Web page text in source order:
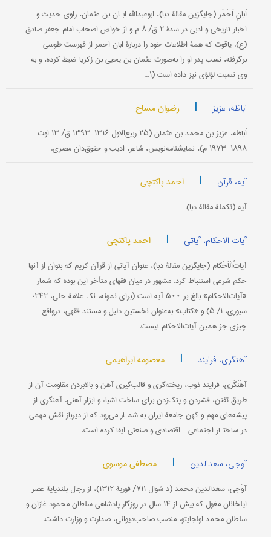
اَبانِ اَحْمَر (جایگزین مقالۀ دبا)، ابوعبدالله ابـان بن عثمان، راوی حدیث و
اخبار تاریخی و ادبی در سدۀ ۲‌ ق/ ۸‌ م و از خواص اصحاب امام جعفر صادق
(ع). یاقوت که همۀ اطلاعات خود را دربارۀ ابان احمر از فهرست‌ طوسی
برگرفته، نسب پدر او را به‌‌صورت عثمان بن یحیی بن زکریا ضبط‌ کرده، و به‌
وی نسبت لؤلؤی نیز داده است (۱...
اباظه، عزیز | رضوان مساح
اَباظه، عزیز بن محمد بن عثمان (۲۵ ربیع‌الاول ۱۳۱۶-۱۳۹۳ ق/ ۱۳ اوت
۱۸۹۸-۱۹۷۳ م)، نمایشنامه‌نویس، شاعر، ادیب و حقوق‌دان مصری.
آیه، قرآن | احمد پاکتچی
آيه (تکملۀ مقالۀ دبا):
آیات الاحکام، آیاتی | احمد پاکتچی
آیاتُ‌الْاَحْکام (جایگزین مقالۀ دبا)، عنوان آیاتی از قرآن کریم که بتوان از آنها
حکم شرعی استنباط کرد. مشهور در میان فقهای متأخر این بوده که شمار
«آیات‌الاحکام» بالغ بر ۵۰۰ آیه است (برای نمونه، نک‍ : علامۀ حلی، ۲۴۲؛
سیوری، ۱/ ۵) و «کتاب» به‌عنوان نخستین دلیل و مستند فقهی، درواقع
چیزی جز همین آیات‌الاحکام نیست.
آهنگری، فرایند | معصومه ابراهیمی
آهَنْگَری، فرایند ذوب، ریخته‌گری و قالب‌گیری آهن و بالابردن مقاومت آن از
طریق تفتن، فشردن و پتک‌زدن برای ساخت اشیاء و ابزار آهنی. آهنگری از
پیشه‌های مهم و کهن جامعۀ ایران به شمـار می‌رود که از دیرباز نقش مهمی
در ساختـار اجتماعی ـ اقتصادی و صنعتی ایفا کرده است.
آوجی، سعدالدین | مصطفی موسوی
آوَجی، سعدالدین محمد (د شوال ۷۱۱/ فوریۀ ۱۳۱۲)، از رجال بلندپایۀ عصر
ایلخانان مغول که بیش از ۱۴ سال در روزگار پادشاهی سلطان محمود غازان و
سلطان محمد اولجایتو، منصب صاحب‌دیوانی، صدارت و وزارت داشت.